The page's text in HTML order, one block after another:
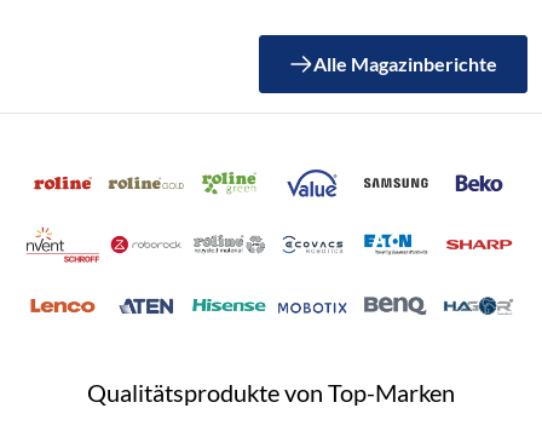
Alle Magazinberichte
Qualitätsprodukte von Top-Marken